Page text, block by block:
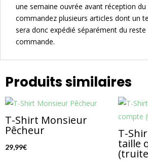
une semaine ouvrée avant réception du
commandez plusieurs articles dont un
sera donc expédié séparément du
commande.
Produits similaires
T-Shirt Monsieur
Pêcheur
29,99€
T-
taille